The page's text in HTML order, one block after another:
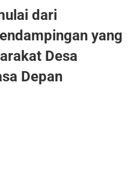
dari
yang
Desa
Depan